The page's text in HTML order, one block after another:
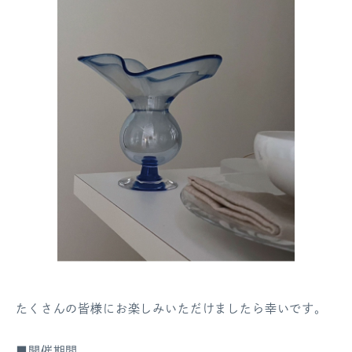
たくさんの皆様にお楽しみいただけましたら幸いです。